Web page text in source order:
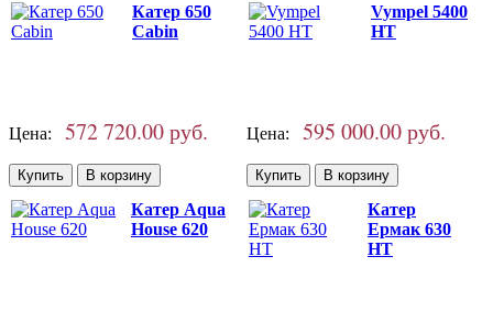
Катер 650
Cabin
Цена: 572 720.00 руб.
Vympel 5400
HT
Цена: 595 000.00 руб.
Катер Aqua
House 620
Катер
Ермак 630
HT